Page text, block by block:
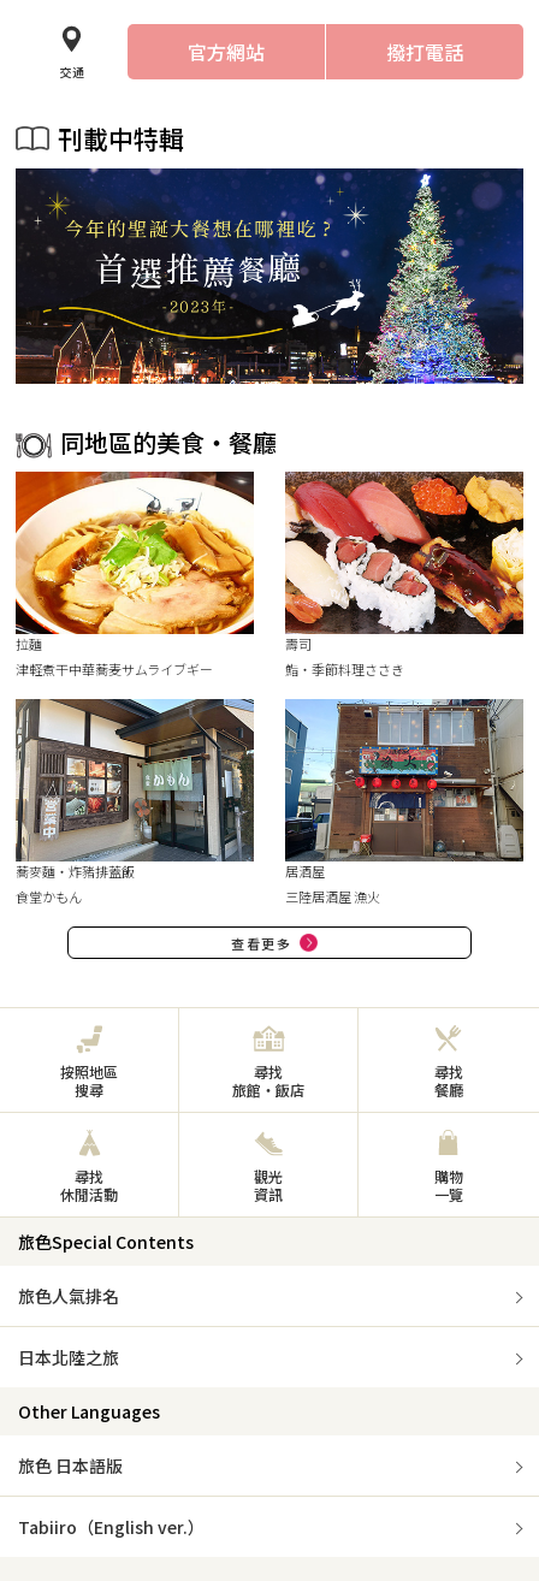
交通
官方網站 撥打電話
刊載中特輯
同地區的美食・餐廳
拉麵
津軽煮干中華蕎麦サムライブギー
壽司
鮨・季節料理ささき
蕎麥麵・炸豬排蓋飯
食堂かもん
居酒屋
三陸居酒屋 漁火
查看更多
按照地區
搜尋
尋找
旅館・飯店
尋找
餐廳
尋找
休閒活動
觀光
資訊
購物
一覽
旅色Special Contents
旅色人氣排名
日本北陸之旅
Other Languages
旅色 日本語版
Tabiiro（English ver.）